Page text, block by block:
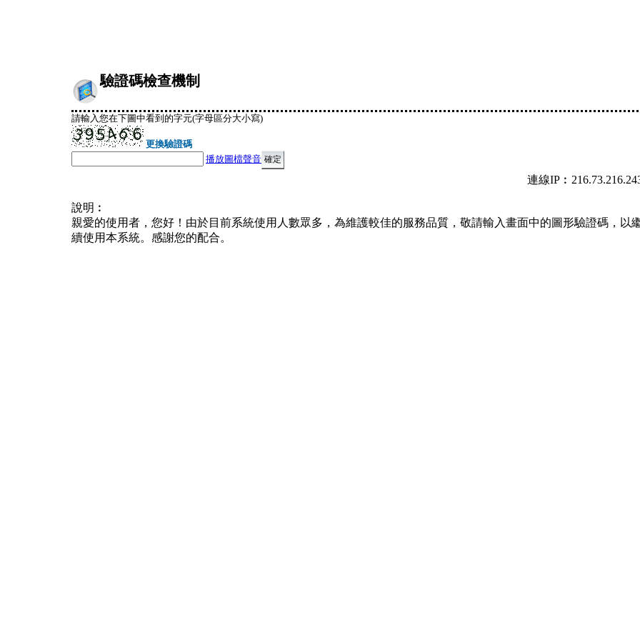
驗證碼檢查機制
請輸入您在下圖中看到的字元(字母區分大小寫)
更換驗證碼
播放圖檔聲音
連線
說明︰
親愛的使用者，您好！由於目前系統使用人數眾多，為維護較佳的服務品質，敬請輸入畫面中的圖形驗證碼，以
續使用本系統。感謝您的配合。